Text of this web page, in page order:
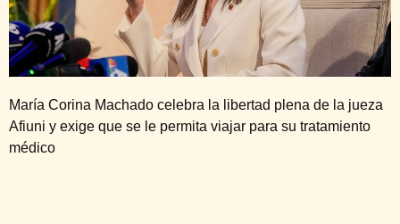
María Corina Machado celebra la libertad plena de la jueza
Afiuni y exige que se le permita viajar para su tratamiento
médico